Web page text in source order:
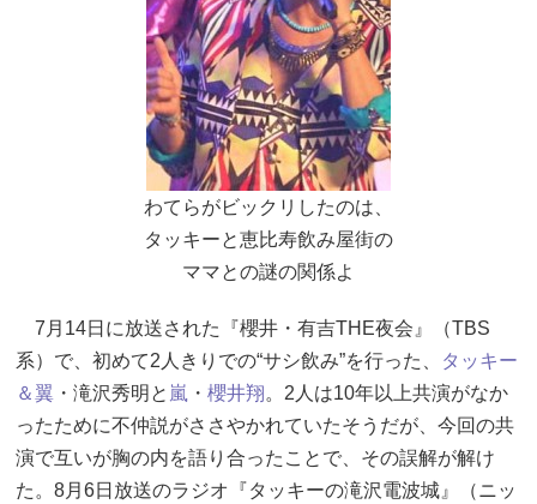
わてらがビックリしたのは、
タッキーと恵比寿飲み屋街の
ママとの謎の関係よ
7月14日に放送された『櫻井・有吉THE夜会』（TBS
系）で、初めて2人きりでの“サシ飲み”を行った、
タッキー
＆翼 ・滝沢秀明と 嵐 ・ 櫻井翔。2人は10年以上共演がなか
ったために不仲説がささやかれていたそうだが、今回の共
演で互いが胸の内を語り合ったことで、その誤解が解け
た。8月6日放送のラジオ『タッキーの滝沢電波城』（ニッ